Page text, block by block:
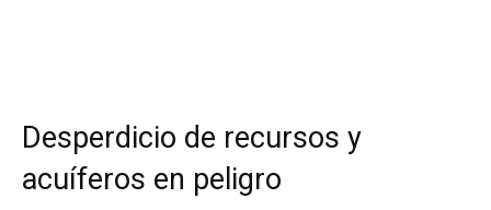
Desperdicio de recursos y
acuíferos en peligro